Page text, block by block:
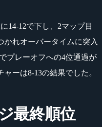
14-12で下し、2マップ目
かれオーバータイムに突入
プレーオフへの4位通過が
ーは8-13の結果でした。
最終順位